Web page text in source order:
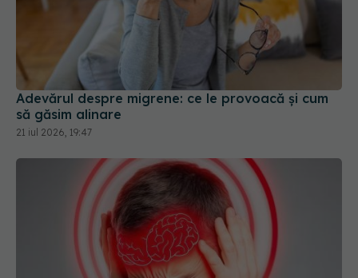
Adevărul despre migrene: ce le provoacă și cum
să găsim alinare
21 iul 2026, 19:47